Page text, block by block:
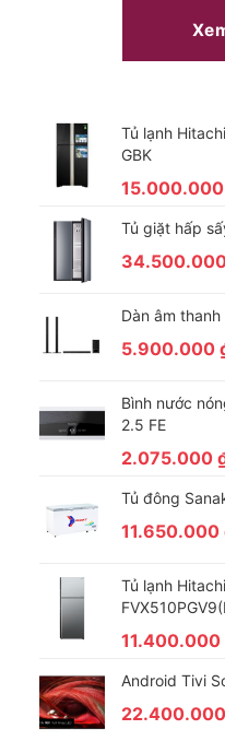
Tủ lạnh
GBK
15.000.000
Tủ giặt hấp
Dàn âm
5.900.000
Bình nước
2.5 FE
2.075.000
Tủ đông
11.650.000
Tủ lạnh
11.400.000
Android Tivi
22.400.000